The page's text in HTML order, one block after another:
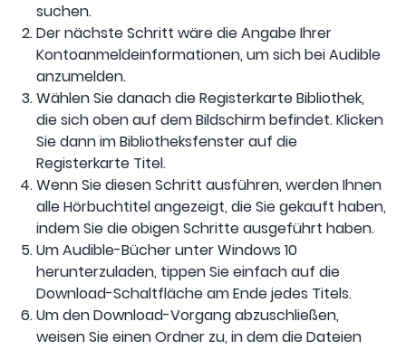
suchen.
Der nächste Schritt wäre die Angabe Ihrer
Kontoanmeldeinformationen, um sich bei Audible
anzumelden.
Wählen Sie danach die Registerkarte Bibliothek,
die sich oben auf dem Bildschirm befindet. Klicken
Sie dann im Bibliotheksfenster auf die
Registerkarte Titel.
Wenn Sie diesen Schritt ausführen, werden Ihnen
alle Hörbuchtitel angezeigt, die Sie gekauft haben,
indem Sie die obigen Schritte ausgeführt haben.
Um Audible-Bücher unter Windows 10
herunterzuladen, tippen Sie einfach auf die
Download-Schaltfläche am Ende jedes Titels.
Um den Download-Vorgang abzuschließen,
weisen Sie einen Ordner zu, in dem die Dateien